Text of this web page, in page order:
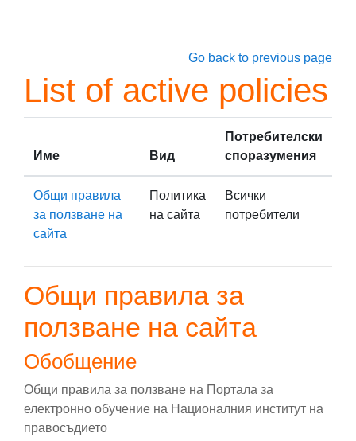
Прескочи на основното съдържаниеGo back to previous page
List of active policies
Име Вид
Потребителски
споразумения
Общи правила
за ползване на
сайта
Политика
на сайта
Всички
потребители
Общи правила за
ползване на сайта
Обобщение
Общи правила за ползване на Портала за
електронно обучение на Националния институт на
правосъдието